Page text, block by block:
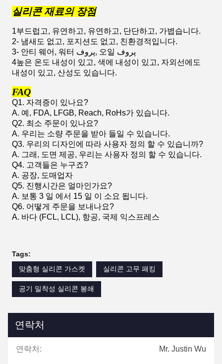
실리콘 재료의 장점
1부드럽고, 유연하고, 유연하고, 단단하고, 가볍습니다.
2- 냄새도 없고, 포지션도 없고, 친환경적입니다.
3- 안티 웨어, 워터 پروف, 오일 پروف
4높은 온도 내성이 있고, 색에 내성이 있고, 자외선에도
내성이 있고, 산성도 있습니다.
FAQ
Q1. 자격증이 있나요?
A. 예, FDA, LFGB, Reach, RoHs가 있습니다.
Q2. 최소 주문이 있나요?
A. 우리는 소량 주문을 받아 들일 수 있습니다.
Q3. 우리의 디자인에 따라 사용자 정의 할 수 있습니까?
A. 그래, 도면 제공, 우리는 사용자 정의 할 수 있습니다.
Q4. 고객들은 누구죠?
A. 공장, 도매업자
Q5. 진행시간은 얼마인가요?
A. 보통 3 일 에서 15 일 이 소요 됩니다.
Q6. 어떻게 주문을 보내나요?
A. 바다 (FCL, LCL), 항공, 국제 익스프레스
Tags:
맞춤형 실리콘 가스켓
실리콘 고무 패킹
공기 밀착성 실리콘 봉쇄
연락처
연락처: Mr. Justin Wu